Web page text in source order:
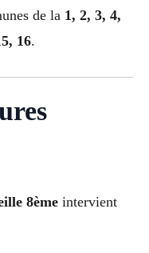
de la 1, 2, 3, 4,
16.
8ème intervient